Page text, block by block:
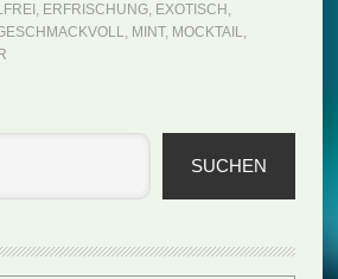
, ERFRISCHUNG, EXOTISCH ,
, MINT, MOCKTAIL,
SUCHEN